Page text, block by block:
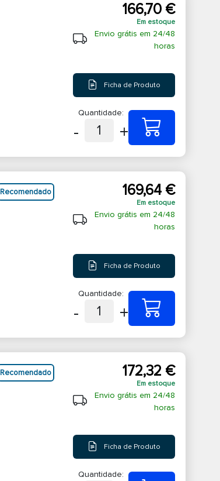
166,70 €
Em estoque
Envio grátis em 24/48
horas
Ficha de Produto
Quantidade:
- 1 +
Recomendado 169,64 €
Em estoque
Envio grátis em 24/48
horas
Ficha de Produto
Quantidade:
- 1 +
Recomendado 172,32 €
Em estoque
Envio grátis em 24/48
horas
Ficha de Produto
Quantidade: